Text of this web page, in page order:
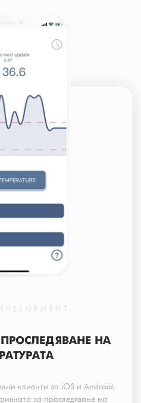
ПРОСЛЕДЯВАНЕ НА
клиенти за iOS и Android.
за проследяване на